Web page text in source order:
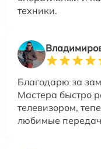
техники.
Благодарю за
Мастера быстро
телевизором,
любимые